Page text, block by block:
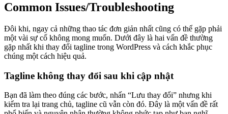
Common Issues/Troubleshooting
Đôi khi, ngay cả những thao tác đơn giản nhất cũng có thể gặp phải
một vài sự cố không mong muốn. Dưới đây là hai vấn đề thường
gặp nhất khi thay đổi tagline trong WordPress và cách khắc phục
chúng một cách hiệu quả.
Tagline không thay đổi sau khi cập nhật
Bạn đã làm theo đúng các bước, nhấn “Lưu thay đổi” nhưng khi
kiểm tra lại trang chủ, tagline cũ vẫn còn đó. Đây là một vấn đề rất